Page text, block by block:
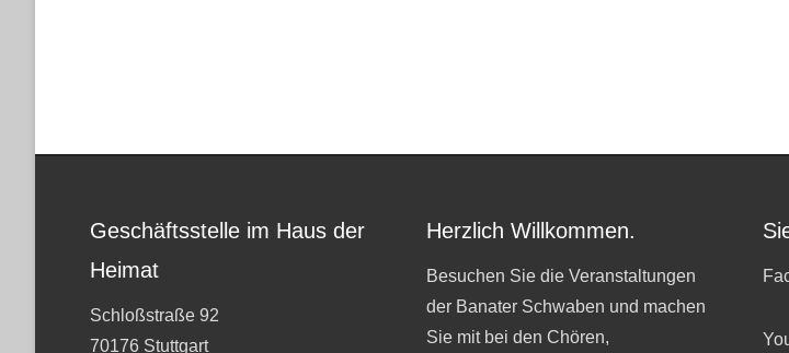
Geschäftsstelle im Haus der
Heimat
Schloßstraße 92
70176 Stuttgart
Herzlich Willkommen.
Besuchen Sie die Veranstaltungen
der Banater Schwaben und machen
Sie mit bei den Chören,